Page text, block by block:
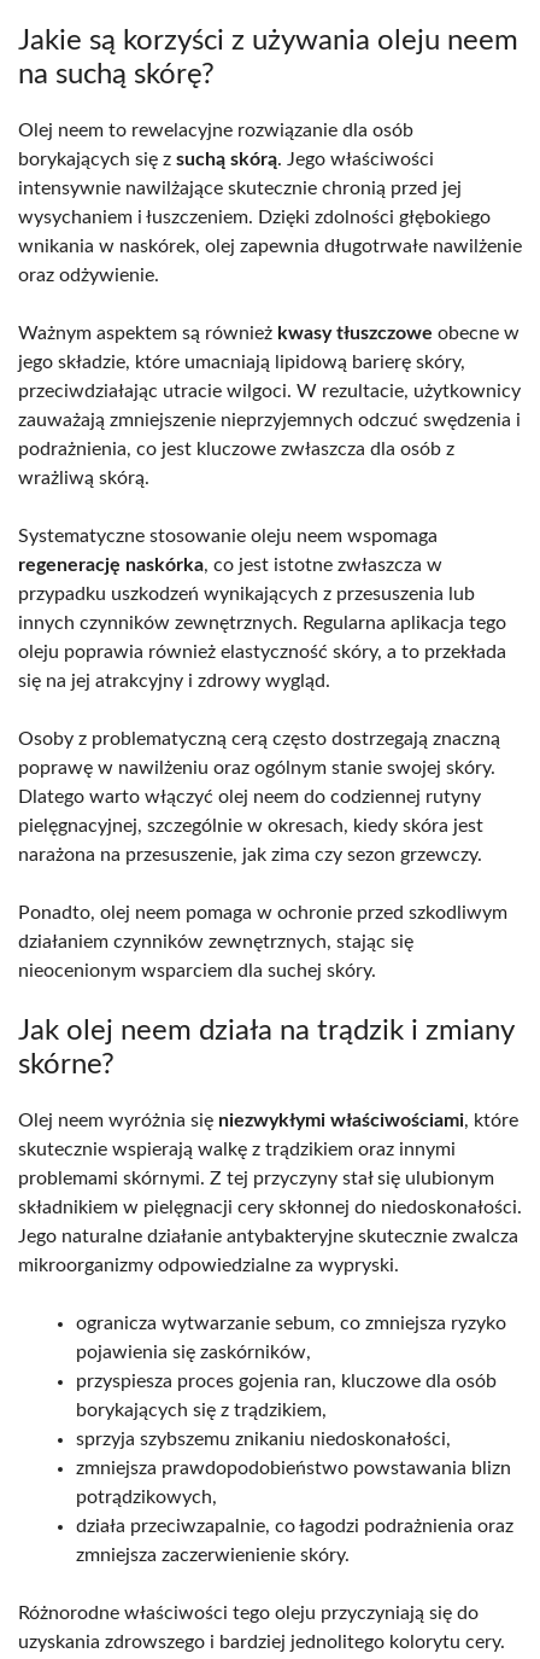
Jakie są korzyści z używania oleju neem
na suchą skórę?
Olej neem to rewelacyjne rozwiązanie dla osób
borykających się z suchą skórą. Jego właściwości
intensywnie nawilżające skutecznie chronią przed jej
wysychaniem i łuszczeniem. Dzięki zdolności głębokiego
wnikania w naskórek, olej zapewnia długotrwałe nawilżenie
oraz odżywienie.
Ważnym aspektem są również kwasy tłuszczowe obecne w
jego składzie, które umacniają lipidową barierę skóry,
przeciwdziałając utracie wilgoci. W rezultacie, użytkownicy
zauważają zmniejszenie nieprzyjemnych odczuć swędzenia i
podrażnienia, co jest kluczowe zwłaszcza dla osób z
wrażliwą skórą.
Systematyczne stosowanie oleju neem wspomaga
regenerację naskórka, co jest istotne zwłaszcza w
przypadku uszkodzeń wynikających z przesuszenia lub
innych czynników zewnętrznych. Regularna aplikacja tego
oleju poprawia również elastyczność skóry, a to przekłada
się na jej atrakcyjny i zdrowy wygląd.
Osoby z problematyczną cerą często dostrzegają znaczną
poprawę w nawilżeniu oraz ogólnym stanie swojej skóry.
Dlatego warto włączyć olej neem do codziennej rutyny
pielęgnacyjnej, szczególnie w okresach, kiedy skóra jest
narażona na przesuszenie, jak zima czy sezon grzewczy.
Ponadto, olej neem pomaga w ochronie przed szkodliwym
działaniem czynników zewnętrznych, stając się
nieocenionym wsparciem dla suchej skóry.
Jak olej neem działa na trądzik i zmiany
skórne?
Olej neem wyróżnia się niezwykłymi właściwościami, które
skutecznie wspierają walkę z trądzikiem oraz innymi
problemami skórnymi. Z tej przyczyny stał się ulubionym
składnikiem w pielęgnacji cery skłonnej do niedoskonałości.
Jego naturalne działanie antybakteryjne skutecznie zwalcza
mikroorganizmy odpowiedzialne za wypryski.
ogranicza wytwarzanie sebum, co zmniejsza ryzyko
pojawienia się zaskórników,
przyspiesza proces gojenia ran, kluczowe dla osób
borykających się z trądzikiem,
sprzyja szybszemu znikaniu niedoskonałości,
zmniejsza prawdopodobieństwo powstawania blizn
potrądzikowych,
działa przeciwzapalnie, co łagodzi podrażnienia oraz
zmniejsza zaczerwienienie skóry.
Różnorodne właściwości tego oleju przyczyniają się do
uzyskania zdrowszego i bardziej jednolitego kolorytu cery.